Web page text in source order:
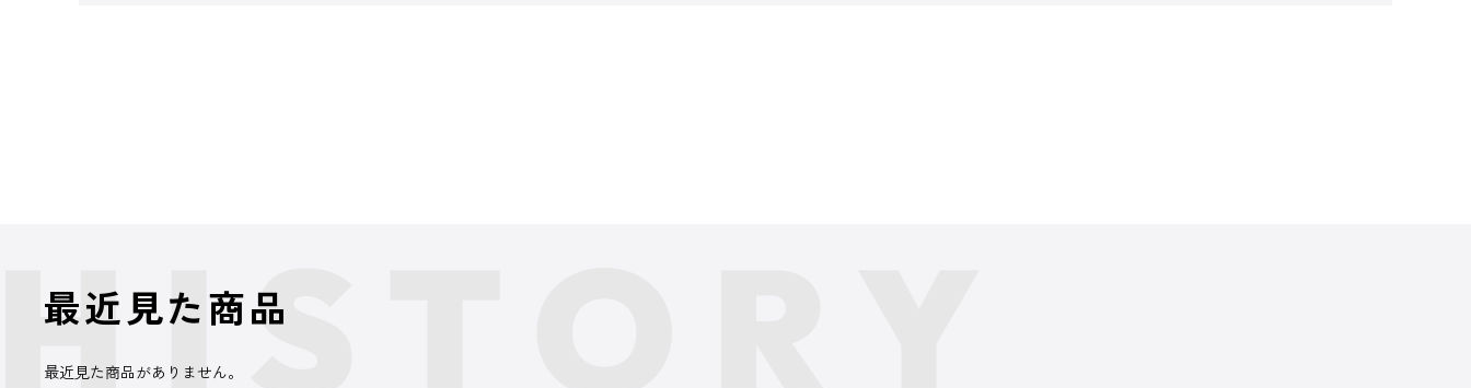
最近見た商品
最近見た商品がありません。